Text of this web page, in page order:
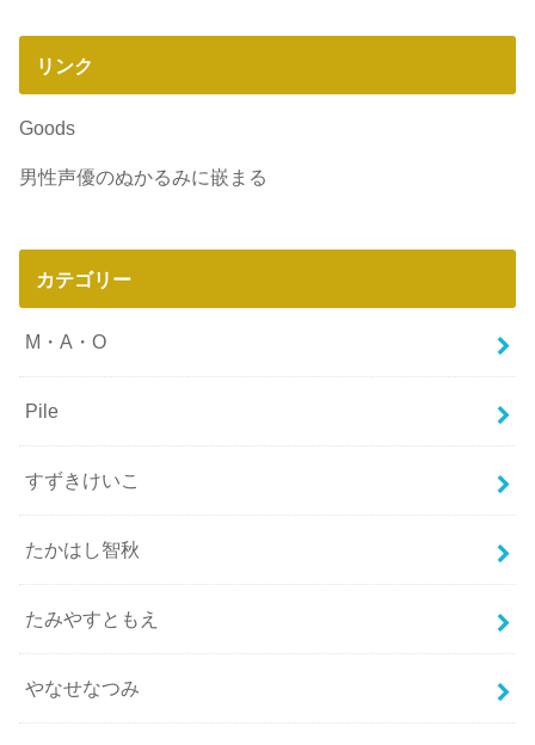
リンク
Goods
男性声優のぬかるみに嵌まる
カテゴリー
M・A・O
Pile
すずきけいこ
たかはし智秋
たみやすともえ
やなせなつみ